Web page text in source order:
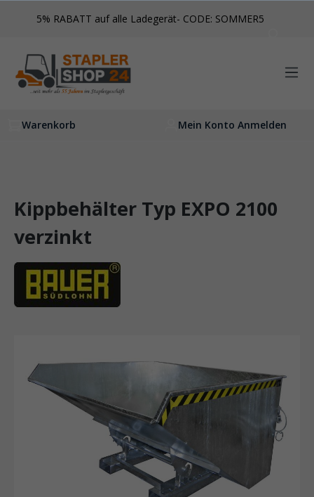
springen
5% RABATT auf alle Ladegerät- CODE: SOMMER5
Mein Konto Anmelden
Warenkorb
Kippbehälter Typ EXPO 2100
verzinkt